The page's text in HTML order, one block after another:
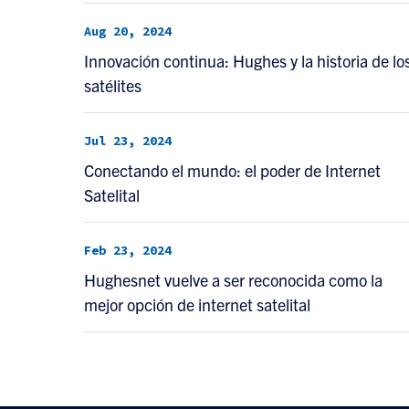
Aug 20, 2024
Innovación continua: Hughes y la historia de
satélites
Jul 23, 2024
Conectando el mundo: el poder de Internet
Satelital
Feb 23, 2024
Hughesnet vuelve a ser reconocida como la
mejor opción de internet satelital